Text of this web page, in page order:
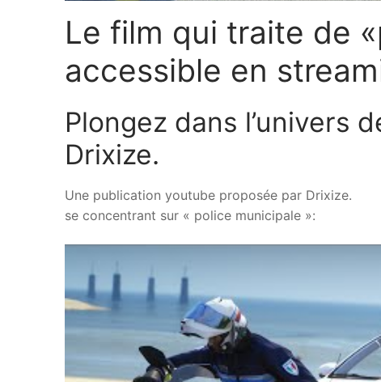
Le film qui traite de
accessible en
Plongez dans l’univers
Drixize.
Une publication youtube proposée par Drixize.
se concentrant sur « police municipale »: